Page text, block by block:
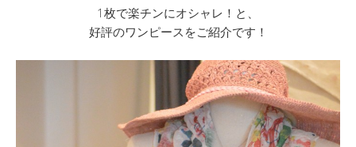
1枚で楽チンにオシャレ！と、
好評のワンピースをご紹介です！